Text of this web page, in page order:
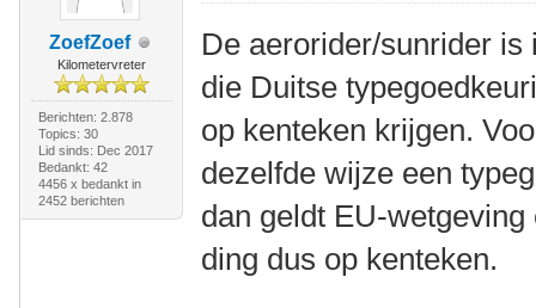
ZoefZoef
Kilometervreter
Berichten: 2.878
Topics: 30
Lid sinds: Dec 2017
Bedankt: 42
4456 x bedankt in
2452 berichten
De aerorider/sunrider
die Duitse
op kenteken krijgen.
dezelfde wijze een
dan geldt EU-
ding dus op kenteken.